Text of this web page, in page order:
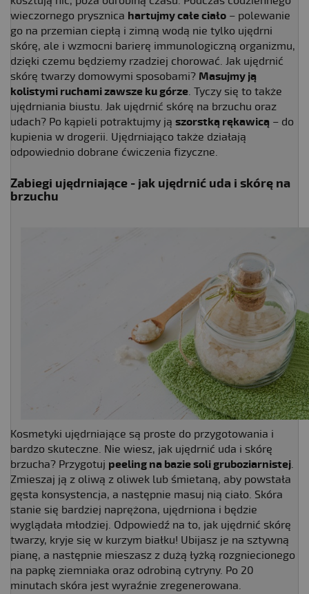
wieczornego prysznica hartujmy całe ciało – polewanie
go na przemian ciepłą i zimną wodą nie tylko ujędrni
skórę, ale i wzmocni barierę immunologiczną organizmu,
dzięki czemu będziemy rzadziej chorować. Jak ujędrnić
skórę twarzy domowymi sposobami? Masujmy ją
kolistymi ruchami zawsze ku górze. Tyczy się to także
ujędrniania biustu. Jak ujędrnić skórę na brzuchu oraz
udach? Po kąpieli potraktujmy ją szorstką rękawicą – do
kupienia w drogerii. Ujędrniająco także działają
odpowiednio dobrane ćwiczenia fizyczne.
Zabiegi ujędrniające - jak ujędrnić uda i skórę na
brzuchu
Kosmetyki ujędrniające są proste do przygotowania i
bardzo skuteczne. Nie wiesz, jak ujędrnić uda i skórę
brzucha? Przygotuj peeling na bazie soli gruboziarnistej.
Zmieszaj ją z oliwą z oliwek lub śmietaną, aby powstała
gęsta konsystencja, a następnie masuj nią ciało. Skóra
stanie się bardziej naprężona, ujędrniona i będzie
wyglądała młodziej. Odpowiedź na to, jak ujędrnić skórę
twarzy, kryje się w kurzym białku! Ubijasz je na sztywną
pianę, a następnie mieszasz z dużą łyżką rozgniecionego
na papkę ziemniaka oraz odrobiną cytryny. Po 20
minutach skóra jest wyraźnie zregenerowana.